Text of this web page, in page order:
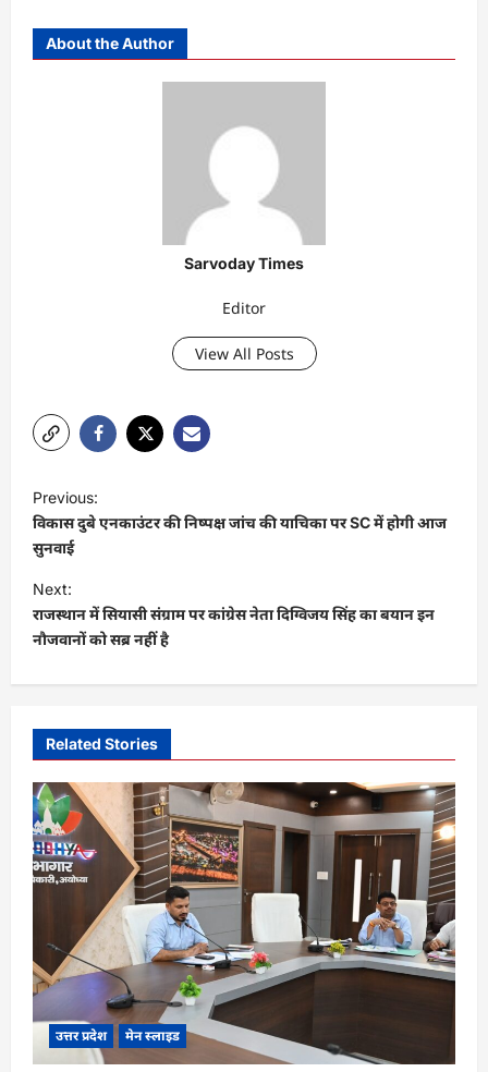
About the Author
Sarvoday Times
Editor
View All Posts
o
s
t
n
a
v
g
a
t
i
o
Previous:
विकास दुबे एनकाउंटर की निष्पक्ष जांच की याचिका पर SC में होगी आज
सुनवाई
Next:
राजस्थान में सियासी संग्राम पर कांग्रेस नेता दिग्विजय सिंह का बयान इन
नौजवानों को सब्र नहीं है
Related Stories
उत्तर प्रदेश मेन स्लाइड